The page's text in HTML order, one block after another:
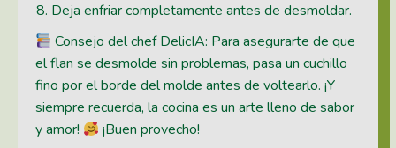
Deja enfriar completamente antes de desmoldar.
Consejo del chef DelicIA: Para asegurarte de que
el flan se desmolde sin problemas, pasa un cuchillo
fino por el borde del molde antes de voltearlo. ¡Y
siempre recuerda, la cocina es un arte lleno de sabor
y amor!
¡Buen provecho!